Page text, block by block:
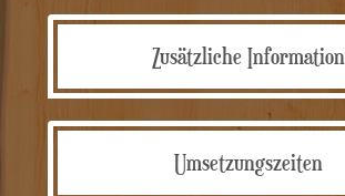
Zusätzliche Information
Umsetzungszeiten